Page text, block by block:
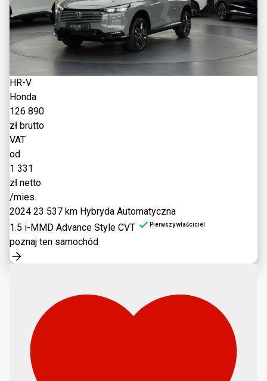
HR-V
Honda
126 890
zł brutto
VAT
od
1 331
zł netto
/mies.
2024 23 537 km Hybryda Automatyczna
1.5 i-MMD Advance Style CVT
Pierwszy właściciel
poznaj ten samochód